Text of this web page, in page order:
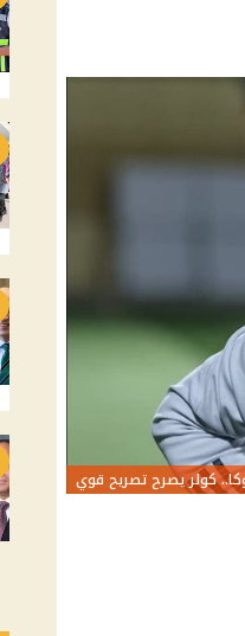
كولر يصرح تصريح قوي